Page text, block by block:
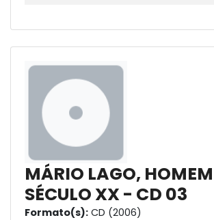
MÁRIO LAGO,
SÉCULO XX - CD 03
Formato(s): CD (2006)